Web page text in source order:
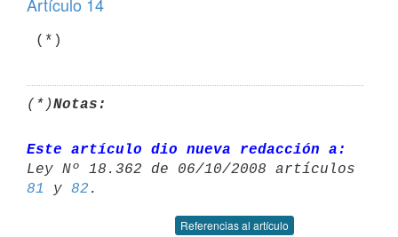
(*)
(*)Notas:
Este artículo dio nueva redacción a:
81
y 82
Referencias al artículo